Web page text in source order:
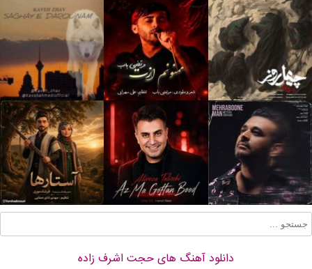
دانلود آهنگ های حجت اشرف زاده